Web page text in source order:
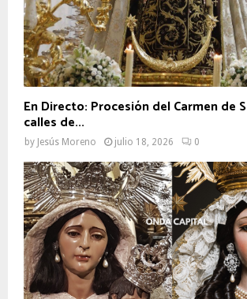
En Directo: Procesión del Carmen de
calles de...
by Jesús Moreno julio 18, 2026 0